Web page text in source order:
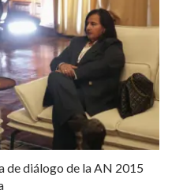
de diálogo de la AN 2015